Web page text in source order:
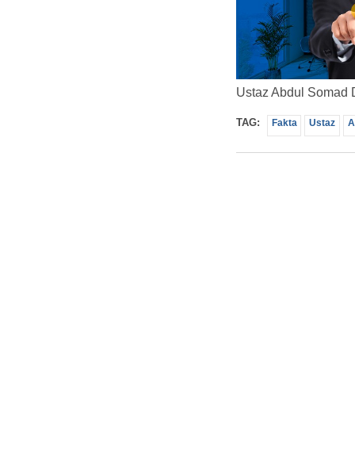
Ustaz Abdul Somad
TAG: Fakta Ustaz